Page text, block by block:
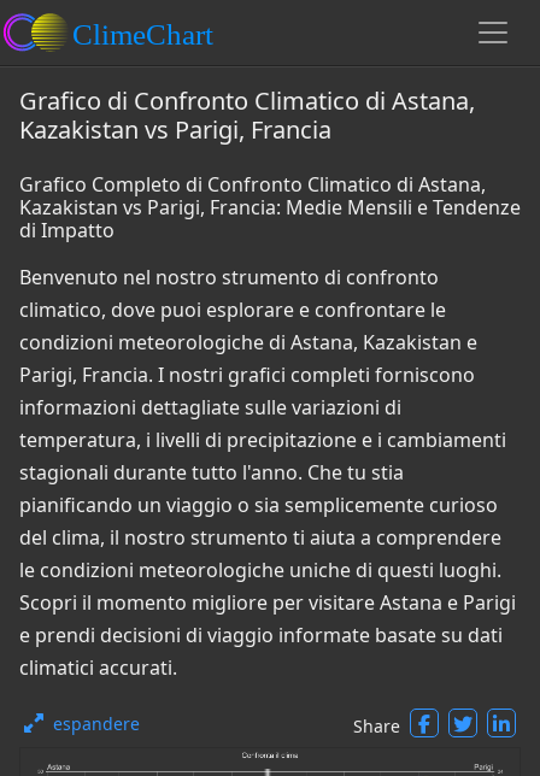
Grafico di Confronto Climatico di Astana,
Kazakistan vs Parigi, Francia
Grafico Completo di Confronto Climatico di Astana,
Kazakistan vs Parigi, Francia: Medie Mensili e Tendenze
di Impatto
Benvenuto nel nostro strumento di confronto
climatico, dove puoi esplorare e confrontare le
condizioni meteorologiche di Astana, Kazakistan e
Parigi, Francia. I nostri grafici completi forniscono
informazioni dettagliate sulle variazioni di
temperatura, i livelli di precipitazione e i cambiamenti
stagionali durante tutto l'anno. Che tu stia
pianificando un viaggio o sia semplicemente curioso
del clima, il nostro strumento ti aiuta a comprendere
le condizioni meteorologiche uniche di questi luoghi.
Scopri il momento migliore per visitare Astana e Parigi
e prendi decisioni di viaggio informate basate su dati
climatici accurati.
espandere Share